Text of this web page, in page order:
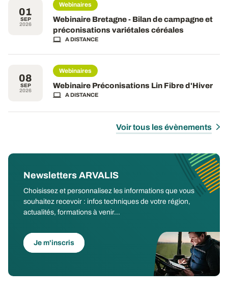
01
SEP
2026
Webinaires
Webinaire Bretagne - Bilan de campagne et
préconisations variétales céréales
A DISTANCE
08
SEP
2026
Webinaires
Webinaire Préconisations Lin Fibre d'Hiver
A DISTANCE
Voir tous les évènements
Newsletters ARVALIS
Choisissez et personnalisez les informations que vous
souhaitez recevoir : infos techniques de votre région,
actualités, formations à venir...
Je m'inscris